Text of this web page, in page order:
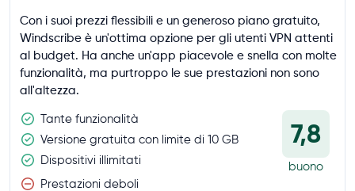
Con i suoi prezzi flessibili e un generoso piano gratuito,
Windscribe è un'ottima opzione per gli utenti VPN attenti
al budget. Ha anche un'app piacevole e snella con molte
funzionalità, ma purtroppo le sue prestazioni non sono
all'altezza.
Tante funzionalità
Versione gratuita con limite di 10 GB
Dispositivi illimitati
Prestazioni deboli
7,8
buono